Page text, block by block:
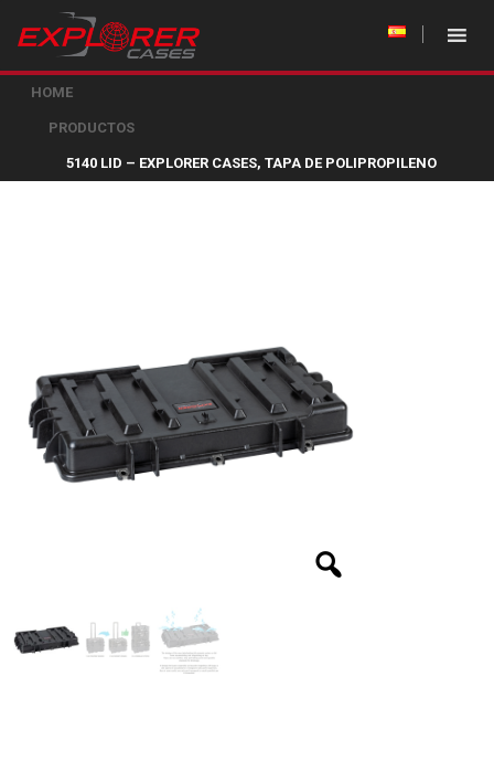
HOME
PRODUCTOS
5140 LID – EXPLORER CASES, TAPA DE POLIPROPILENO